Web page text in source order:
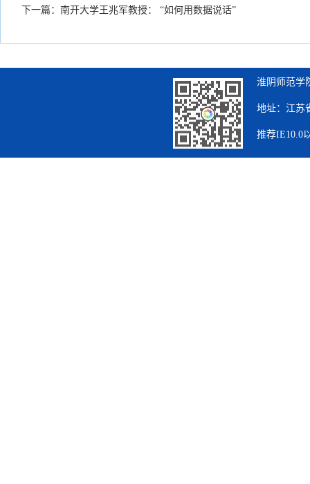
下一篇： 南开大学王兆军教授： “如何用数据说话”
淮阴师范学
地址：江苏
推荐IE10.0